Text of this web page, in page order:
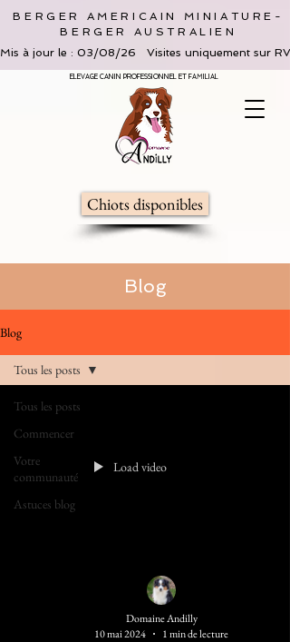
BERGER AMERICAIN MINIATURE-
BERGER AUSTRALIEN
Mis à jour le : 03/08/26   Visites uniquement sur
ELEVAGE CANIN PROFESSIONNEL ET FAMILIAL
Chiots disponibles
Blog
Blog
Tous les posts
Commencer
Votre
communauté
Astuces blog
Tous les posts
Load video
Domaine Andilly
10 mai 2024
1 min de lecture